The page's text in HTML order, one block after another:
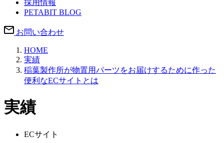
採用情報
PETABIT BLOG
お問い合わせ
HOME
実績
稲葉製作所が物置用パーツをお届けするために作った
便利なECサイトとは
実績
ECサイト